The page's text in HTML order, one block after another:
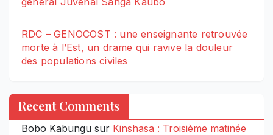
RDC – GENOCOST : une enseignante retrouvée
morte à l’Est, un drame qui ravive la douleur
des populations civiles
Recent Comments
Bobo Kabungu sur Kinshasa : Troisième matinée